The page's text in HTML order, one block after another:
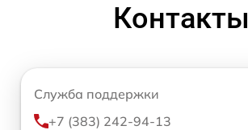
Контакты
Служба поддержки
+7 (383) 242-94-13